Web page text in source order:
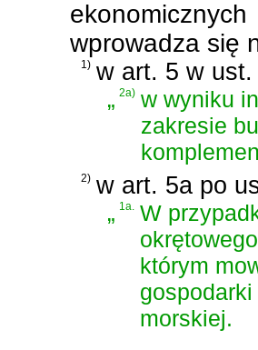
ekonomicznych
wprowadza się
1) w art. 5 w
„2a) w wyniku
zakresie
2) w art. 5a po
„1a. W
którym
morskiej.